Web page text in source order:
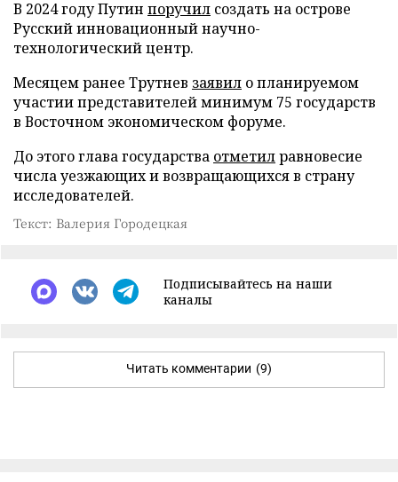
В 2024 году Путин поручил создать на острове
Русский инновационный научно-
технологический центр.
Месяцем ранее Трутнев заявил о планируемом
участии представителей минимум 75 государств
в Восточном экономическом форуме.
До этого глава государства отметилравновесие
числа уезжающих и возвращающихся в страну
исследователей.
Текст: Валерия Городецкая
Подписывайтесь на наши
каналы
Читать комментарии (9)